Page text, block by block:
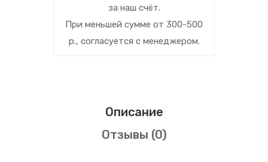
за наш счёт.
При меньшей сумме от 300-500
р., согласуется с менеджером.
Описание
Отзывы (0)